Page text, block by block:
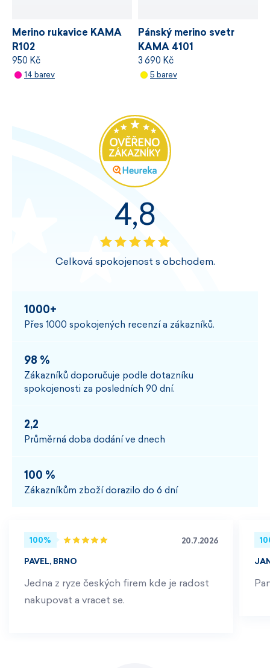
Merino rukavice KAMA
R102
950 Kč
14 barev
Pánský merino svetr
KAMA 4101
3 690 Kč
5 barev
4,8
Celková spokojenost s obchodem.
1000+
Přes 1000 spokojených recenzí a zákazníků.
98 %
Zákazníků doporučuje podle dotazníku
spokojenosti za posledních 90 dní.
2,2
Průměrná doba dodání ve dnech
100 %
Zákazníkům zboží dorazilo do 6 dní
100% 20.7.2026
PAVEL, BRNO
Jedna z ryze českých firem kde je radost
nakupovat a vracet se.